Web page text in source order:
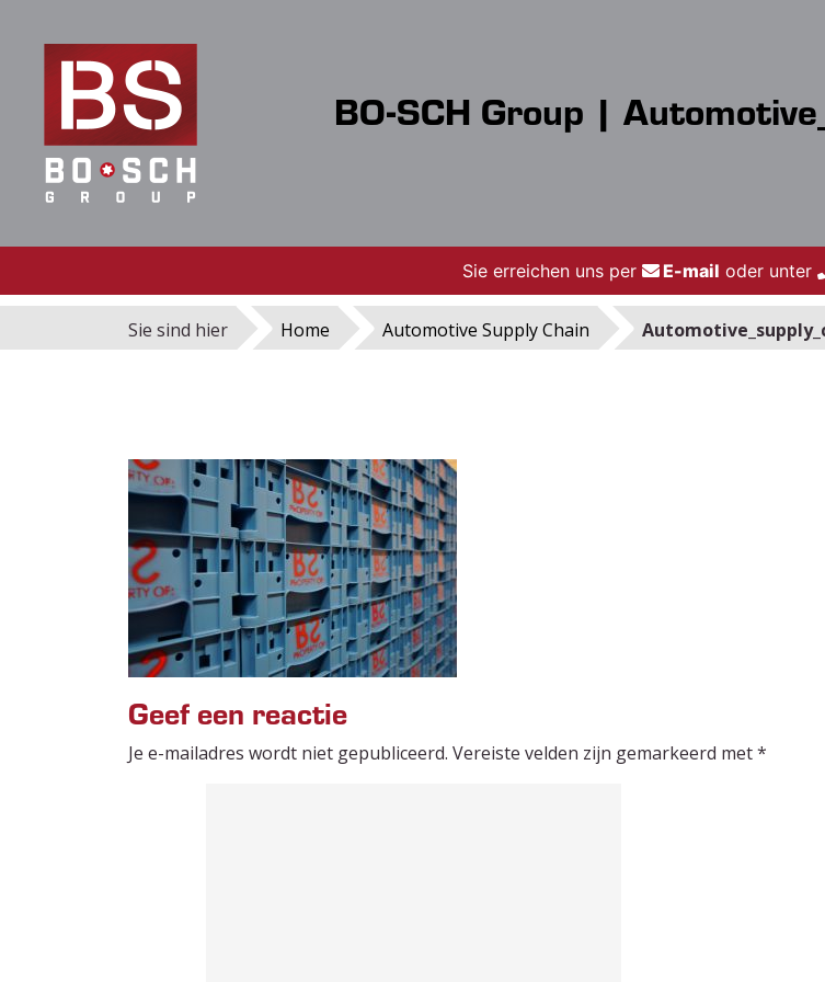
BO-SCH Group |
Sie erreichen uns per E-mail oder unter
Sie sind hier Home Automotive Supply Chain
Geef een reactie
Je e-mailadres wordt niet gepubliceerd. Vereiste velden zijn gemarkeerd met*